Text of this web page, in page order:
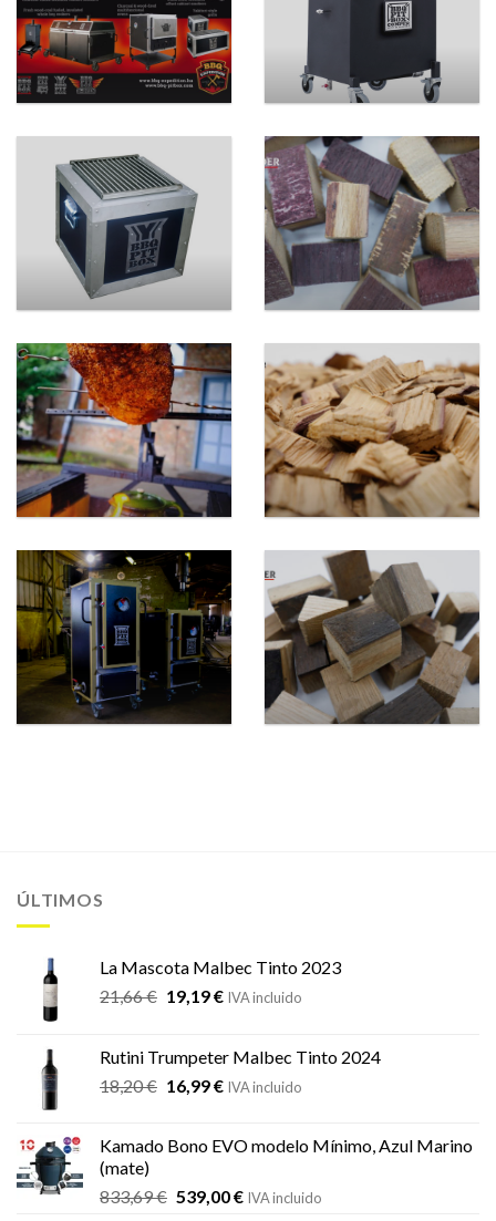
ÚLTIMOS
La Mascota Malbec Tinto 2023
21,66€ El
era:
21,66 €.
19,19€El
es:
19,19 €.
IVA incluido
Rutini Trumpeter Malbec Tinto 2024
18,20€ El
era:
16,99€El
es:
IVA incluido
Kamado Bono EVO modelo Mínimo, Azul Marino
(mate)
833,69€ El
539,00€ElIVA incluido